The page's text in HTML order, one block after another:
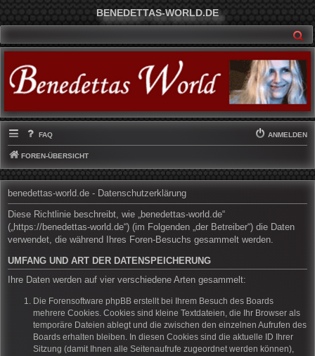
BENEDETTAS-WORLD.DE
FAQ ANMELDEN
FOREN-ÜBERSICHT
benedettas-world.de - Datenschutzerklärung
Diese Richtlinie beschreibt, wie „benedettas-world.de“
(„https://benedettas-world.de“) (im Folgenden „der Betreiber“) die Daten
verwendet, die während Ihres Foren-Besuchs gesammelt werden.
UMFANG UND ART DER DATENSPEICHERUNG
Ihre Daten werden auf vier verschiedene Arten gesammelt:
Die Forensoftware phpBB erstellt bei Ihrem Besuch des Boards
mehrere Cookies. Cookies sind kleine Textdateien, die Ihr Browser als
temporäre Dateien ablegt und die zwischen den einzelnen Aufrufen des
Boards erhalten bleiben. In diesen Cookies sind die aktuelle ID Ihrer
Sitzung (damit Ihnen alle Seitenaufrufe zugeordnet werden können),